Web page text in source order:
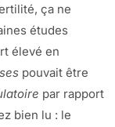
ça ne
études
élevé en
pouvait être
par rapport
bien lu : le